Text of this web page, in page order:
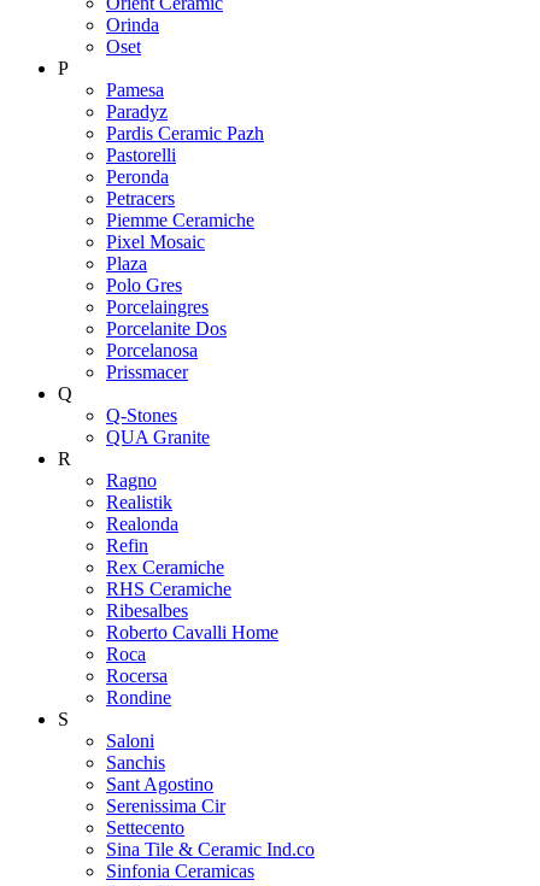
Orinda
Oset
P
Pamesa
Paradyz
Pardis Ceramic Pazh
Pastorelli
Peronda
Petracers
Piemme Ceramiche
Pixel Mosaic
Plaza
Polo Gres
Porcelaingres
Porcelanite Dos
Porcelanosa
Prissmacer
Q
Q-Stones
QUA Granite
R
Ragno
Realistik
Realonda
Refin
Rex Ceramiche
RHS Ceramiche
Ribesalbes
Roberto Cavalli Home
Roca
Rocersa
Rondine
S
Saloni
Sanchis
Sant Agostino
Serenissima Cir
Settecento
Sina Tile & Ceramic Ind.co
Sinfonia Ceramicas